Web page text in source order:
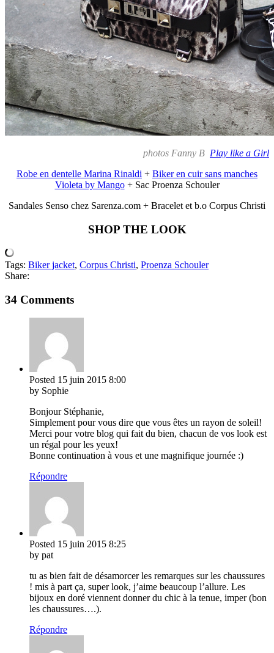
photos Fanny B Play like a Girl
Robe en dentelle Marina Rinaldi + Biker en cuir sans manches
Violeta by Mango+ Sac Proenza Schouler
Sandales Senso chez Sarenza.com + Bracelet et b.o Corpus Christi
SHOP THE LOOK
Tags: Biker jacket, Corpus Christi, Proenza Schouler
Share:
34 Comments
Posted 15 juin 2015 8:00
by Sophie
Bonjour Stéphanie,
Simplement pour vous dire que vous êtes un rayon de soleil!
Merci pour votre blog qui fait du bien, chacun de vos look est
un régal pour les yeux!
Bonne continuation à vous et une magnifique journée :)
Répondre
Posted 15 juin 2015 8:25
by pat
tu as bien fait de désamorcer les remarques sur les chaussures
! mis à part ça, super look, j’aime beaucoup l’allure. Les
bijoux en doré viennent donner du chic à la tenue, imper (bon
les chaussures….).
Répondre